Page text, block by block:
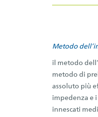
Metodo
il metodo
metodo di
assoluto più
impedenza e
innescati